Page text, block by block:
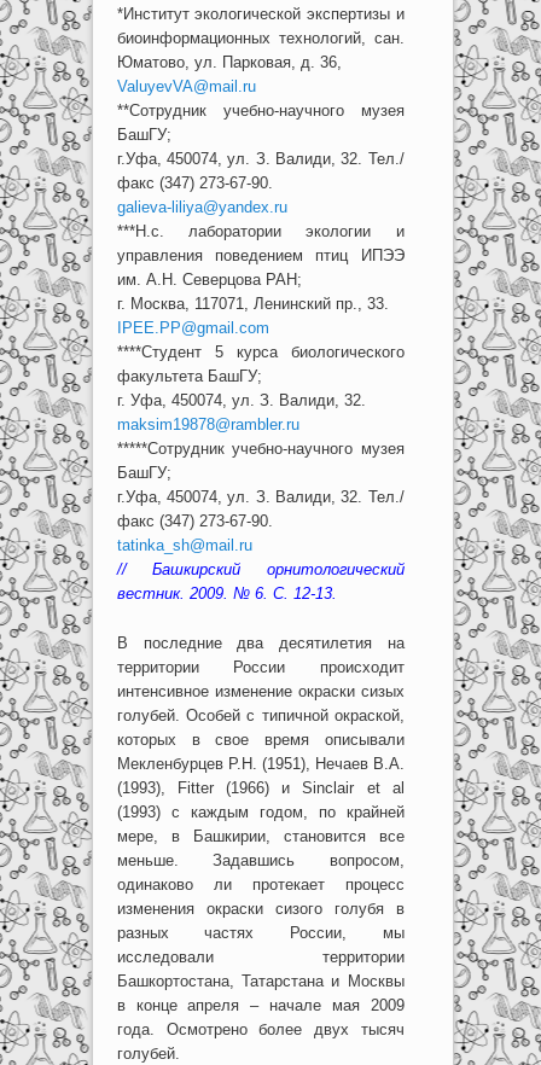
*Институт экологической экспертизы и
биоинформационных технологий, сан.
Юматово, ул. Парковая, д. 36,
ValuyevVA@mail.ru
**Сотрудник учебно-научного музея
БашГУ;
г.Уфа, 450074, ул. З. Валиди, 32. Тел./
факс (347) 273-67-90.
galieva-liliya@yandex.ru
***Н.с. лаборатории экологии и
управления поведением птиц ИПЭЭ
им. А.Н. Северцова РАН;
г. Москва, 117071, Ленинский пр., 33.
IPEE.PP@gmail.com
****Студент 5 курса биологического
факультета БашГУ;
г. Уфа, 450074, ул. З. Валиди, 32.
maksim19878@rambler.ru
*****Сотрудник учебно-научного музея
БашГУ;
г.Уфа, 450074, ул. З. Валиди, 32. Тел./
факс (347) 273-67-90.
tatinka_sh@mail.ru
// Башкирский орнитологический
вестник. 2009. № 6. С. 12-13.
В последние два десятилетия на
территории России происходит
интенсивное изменение окраски сизых
голубей. Особей с типичной окраской,
которых в свое время описывали
Мекленбурцев Р.Н. (1951), Нечаев В.А.
(1993), Fitter (1966) и Sinclair et al
(1993) с каждым годом, по крайней
мере, в Башкирии, становится все
меньше. Задавшись вопросом,
одинаково ли протекает процесс
изменения окраски сизого голубя в
разных частях России, мы
исследовали территории
Башкортостана, Татарстана и Москвы
в конце апреля – начале мая 2009
года. Осмотрено более двух тысяч
голубей.